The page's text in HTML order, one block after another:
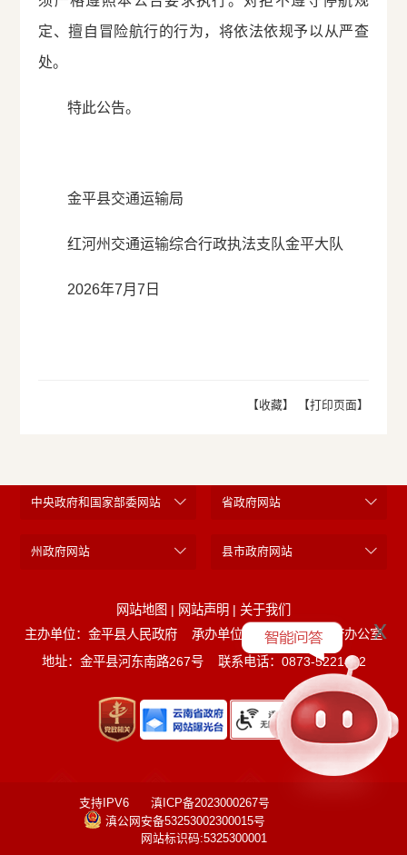
定、擅自冒险航行的行为，将依法依规予以从严查
处。
特此公告。
金平县交通运输局
红河州交通运输综合行政执法支队金平大队
2026年7月7日
【收藏】 【打印页面】
中央政府和国家部委网站 省政府网站
州政府网站 县市政府网站
网站地图 | 网站声明 | 关于我们
主办单位：金平县人民政府
承办单位：金平县人民政府办公室
地址：金平县河东南路267号
联系电话：0873-5221452
x
支持IPV6
滇ICP备2023000267号
滇公网安备53253002300015号
网站标识码:5325300001